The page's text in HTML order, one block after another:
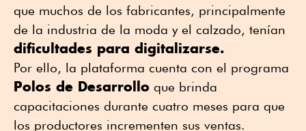
que muchos de los fabricantes, principalmente
de la industria de la moda y el calzado, tenían
dificultades para digitalizarse.
Por ello, la plataforma cuenta con el programa
Polos de Desarrollo que brinda
capacitaciones durante cuatro meses para que
los productores incrementen sus ventas.